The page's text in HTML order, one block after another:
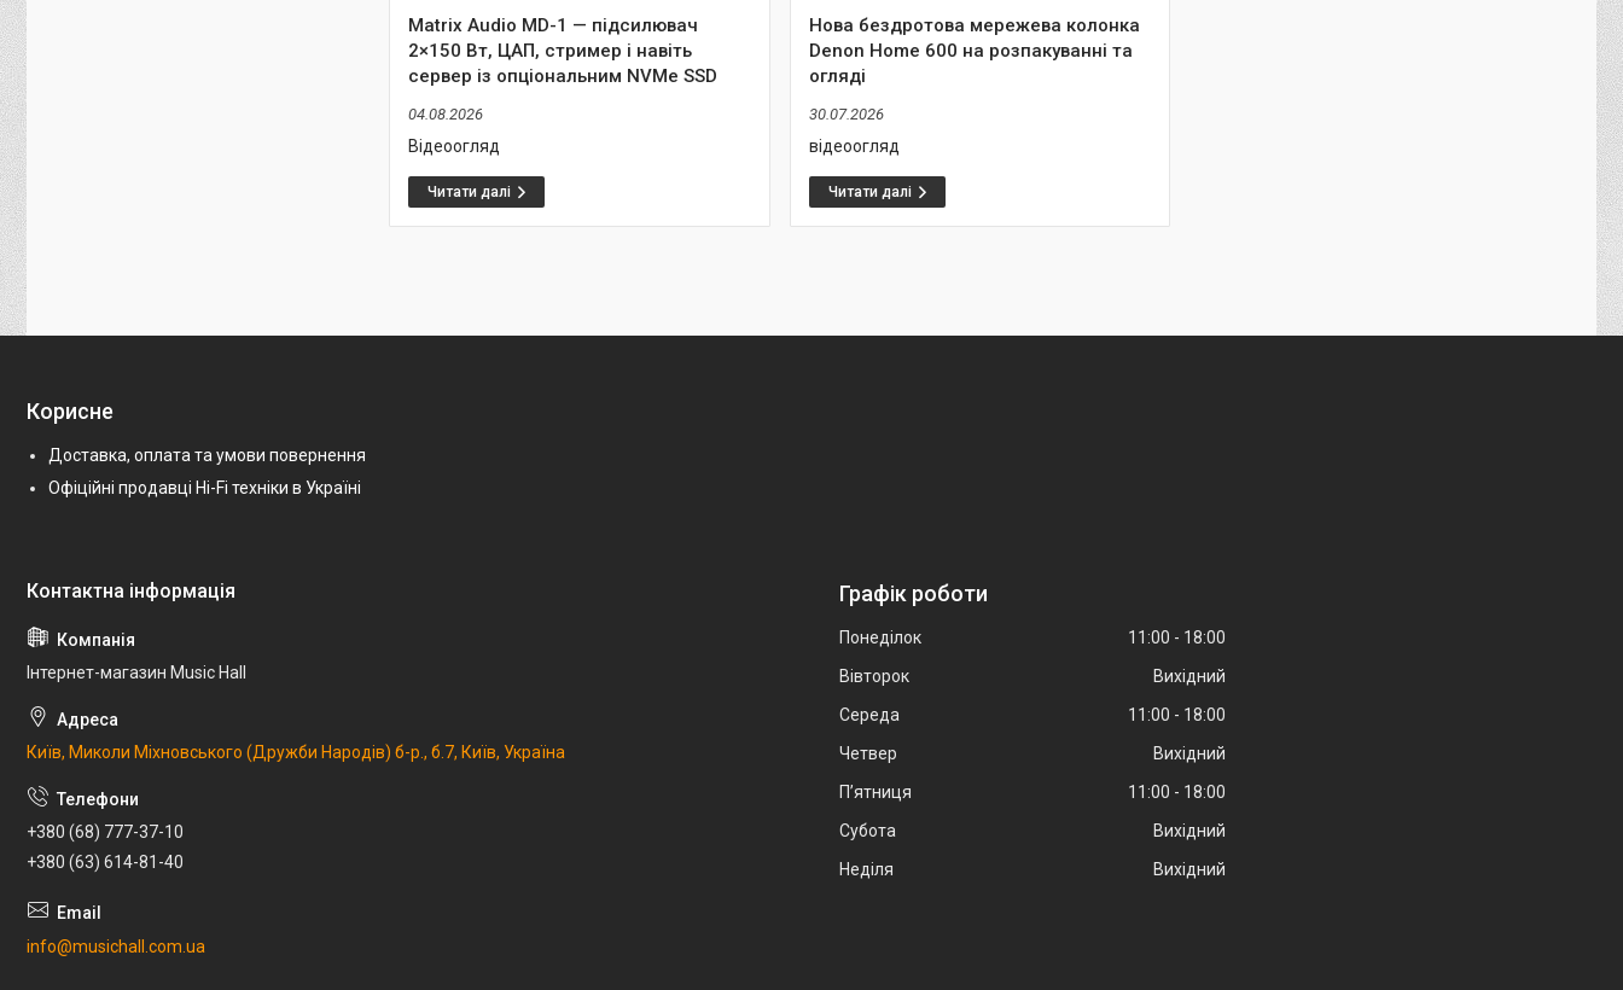
Matrix Audio MD-1 — підсилювач
2×150 Вт, ЦАП, стример і навіть
сервер із опціональним NVMe SSD
04.08.2026
Відеоогляд
Нова бездротова мережева колонка
Denon Home 600 на розпакуванні та
огляді
30.07.2026
відеоогляд
Корисне
Доставка, оплата та умови повернення
Офіційні продавці Hi-Fi техніки в Україні
Інтернет-магазин Music Hall
Київ, Миколи Міхновського (Дружби Народів) б-р., б.7, Київ, Україна
+380 (68) 777-37-10
+380 (63) 614-81-40
info@musichall.com.ua
Графік роботи
Понеділок 11:00
18:00
Вівторок
Вихідний
Середа
11:00
18:00
Четвер
Вихідний
Пʼятниця
11:00
18:00
Субота
Вихідний
Неділя
Вихідний